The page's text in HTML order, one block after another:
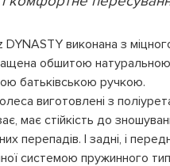
виконана з
обшитою
батьківською ручкою.
виготовлені з
має стійкість до
перепадів. І задні, і
системою пружинного